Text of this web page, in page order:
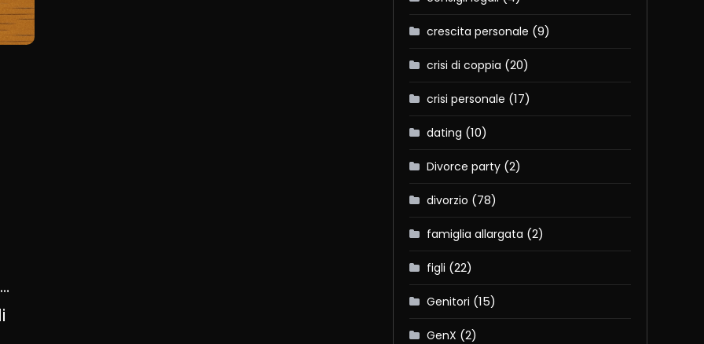
crescita personale (9)
crisi di coppia (20)
crisi personale (17)
dating (10)
Divorce party (2)
divorzio (78)
famiglia allargata (2)
figli (22)
Genitori (15)
GenX (2)